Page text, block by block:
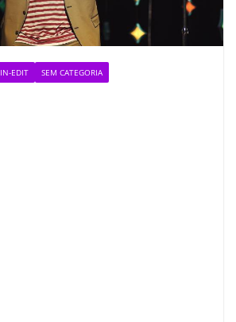
IN-EDIT SEM CATEGORIA